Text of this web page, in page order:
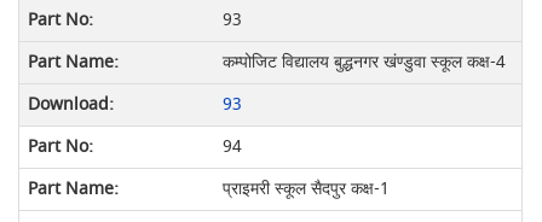
93
कम्पोजिट विद्यालय बुद्धनगर खंण्डुवा स्कूल कक्ष-4
93
94
प्राइमरी स्कूल सैदपुर कक्ष-1